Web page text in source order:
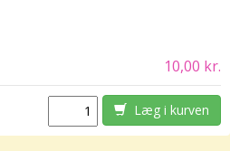
10,00 kr.
Læg i kurven